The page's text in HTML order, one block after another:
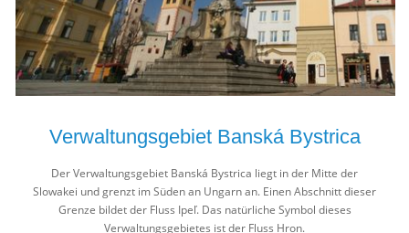
Verwaltungsgebiet Banská Bystrica
Der Verwaltungsgebiet Banská Bystrica liegt in der Mitte der
Slowakei und grenzt im Süden an Ungarn an. Einen Abschnitt dieser
Grenze bildet der Fluss Ipeľ. Das natürliche Symbol dieses
Verwaltungsgebietes ist der Fluss Hron.